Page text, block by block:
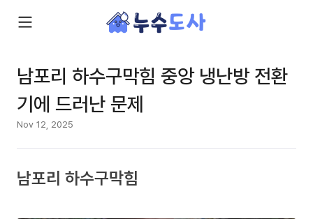
남포리 하수구막힘 중앙 냉난방 전환
기에 드러난 문제
Nov 12, 2025
남포리 하수구막힘